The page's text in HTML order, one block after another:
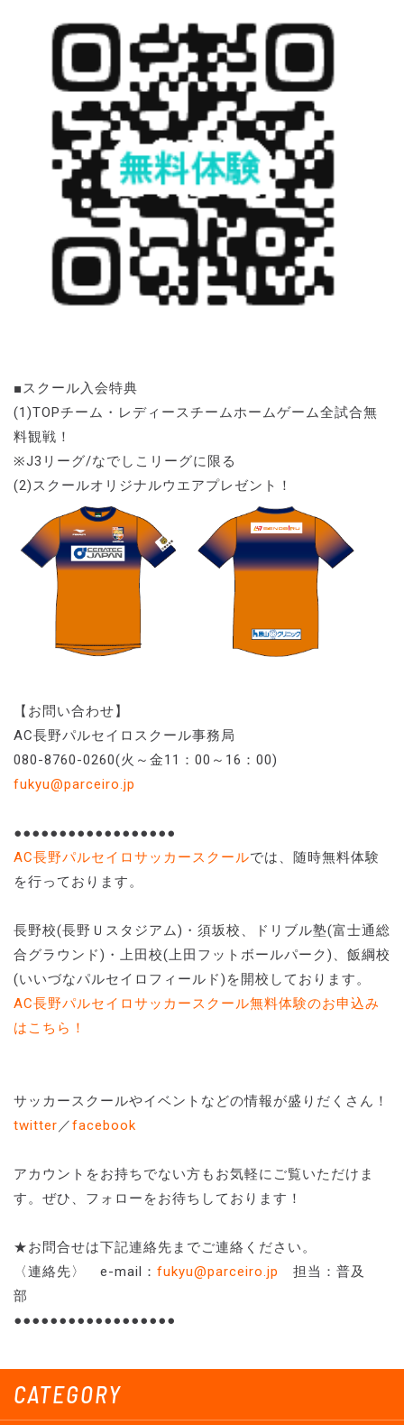
CATEGORY
■スクール入会特典
(1)TOPチーム・レディースチームホームゲーム全試合無
料観戦！
※J3リーグ/なでしこリーグに限る
(2)スクールオリジナルウエアプレゼント！
【お問い合わせ】
AC長野パルセイロスクール事務局
080-8760-0260(火～金11：00～16：00)
fukyu@parceiro.jp
●●●●●●●●●●●●●●●●●●
AC長野パルセイロサッカースクールでは、随時無料体験
を行っております。
長野校(長野Ｕスタジアム)・須坂校、ドリブル塾(富士通総
合グラウンド)・上田校(上田フットボールパーク)、飯綱校
(いいづなパルセイロフィールド)を開校しております。
AC長野パルセイロサッカースクール無料体験のお申込み
はこちら！
サッカースクールやイベントなどの情報が盛りだくさん！
twitter／facebook
アカウントをお持ちでない方もお気軽にご覧いただけま
す。ぜひ、フォローをお待ちしております！
★お問合せは下記連絡先までご連絡ください。
〈連絡先〉 e-mail： fukyu@parceiro.jp
担当：普及
部
●●●●●●●●●●●●●●●●●●